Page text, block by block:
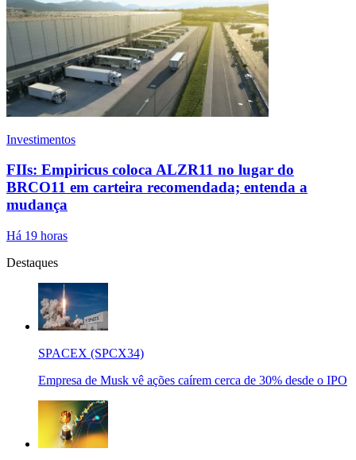
Investimentos
FIIs: Empiricus coloca ALZR11 no lugar do
BRCO11 em carteira recomendada; entenda a
mudança
Há 19 horas
Destaques
SPACEX (SPCX34)
Empresa de Musk vê ações caírem cerca de 30% desde o IPO